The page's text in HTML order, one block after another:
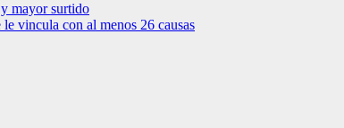
mayor surtido
vincula con al menos 26 causas